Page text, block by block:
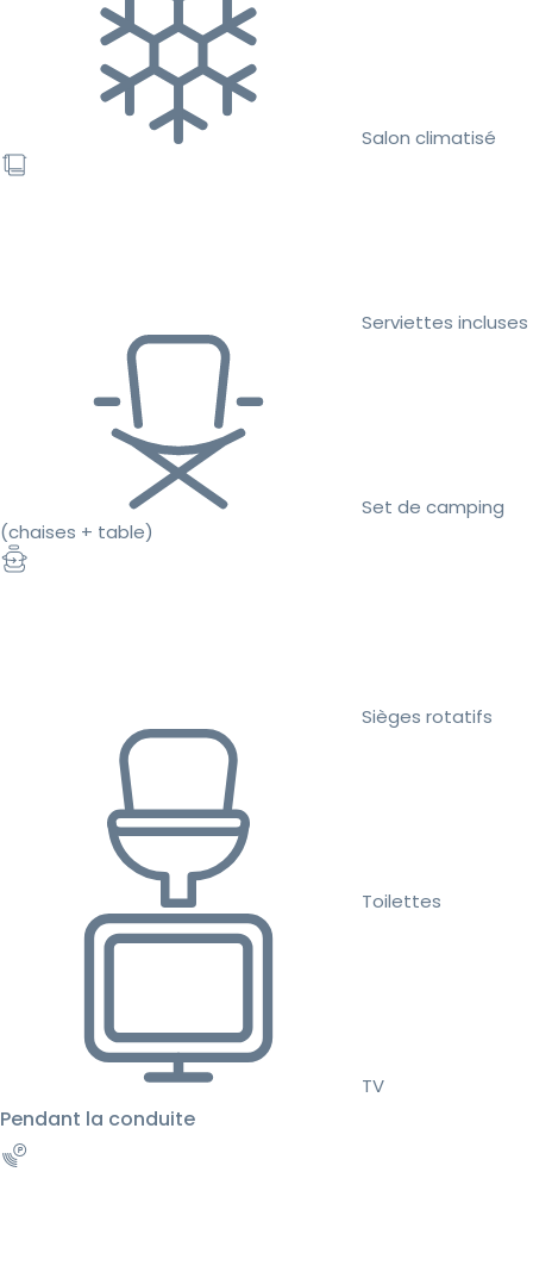
Salon climatisé
Serviettes incluses
Set de camping
(chaises + table)
Sièges rotatifs
Toilettes
TV
Pendant la conduite